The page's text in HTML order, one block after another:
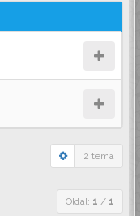
2 téma
Oldal: 1 / 1